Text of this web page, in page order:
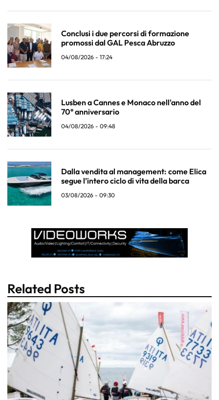
Conclusi i due percorsi di formazione
promossi dal GAL Pesca Abruzzo
04/08/2026 - 17:24
Lusben a Cannes e Monaco nell'anno del
70° anniversario
04/08/2026 - 09:48
Dalla vendita al management: come Elica
segue l’intero ciclo di vita della barca
03/08/2026 - 09:30
Related Posts